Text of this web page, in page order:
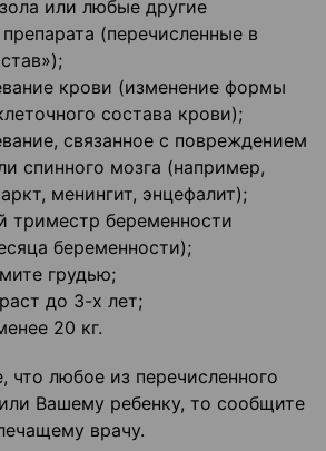
или любые другие
(перечисленные в
крови (изменение формы
состава крови);
связанное с повреждением
спинного мозга (например,
менингит, энцефалит);
триместр беременности
беременности);
грудью;
до 3-х лет;
20 кг.
что любое из перечисленного
Вашему ребенку, то сообщите
врачу.